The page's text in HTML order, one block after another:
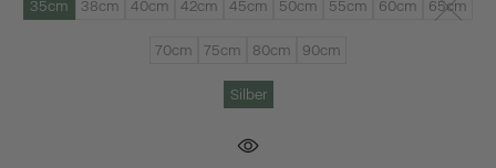
35cm 38cm 40cm 42cm 45cm 50cm 55cm 60cm 65cm
70cm 75cm 80cm 90cm
Silber